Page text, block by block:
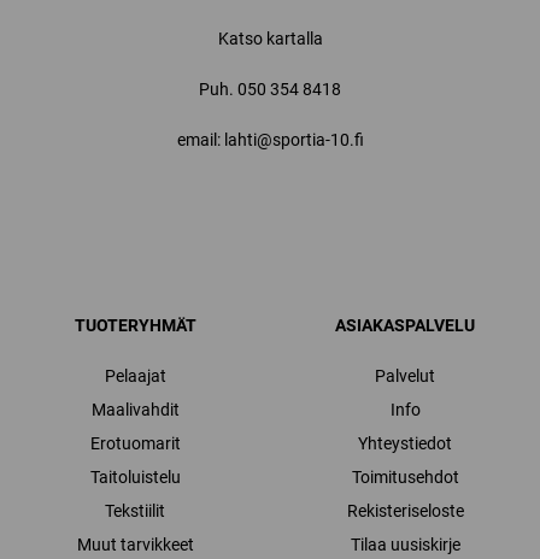
Katso kartalla
Puh. 050 354 8418
email: lahti@sportia-10.fi
TUOTERYHMÄT
Pelaajat
Maalivahdit
Erotuomarit
Taitoluistelu
Tekstiilit
Muut tarvikkeet
ASIAKASPALVELU
Palvelut
Info
Yhteystiedot
Toimitusehdot
Rekisteriseloste
Tilaa uusiskirje